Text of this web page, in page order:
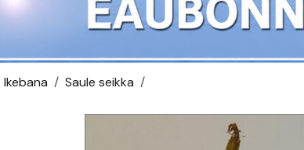
Ikebana Saule seikka